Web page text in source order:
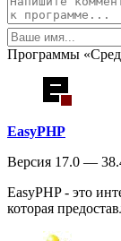
Программы
EasyPHP
Версия 17.0 —
EasyPHP - это
которая